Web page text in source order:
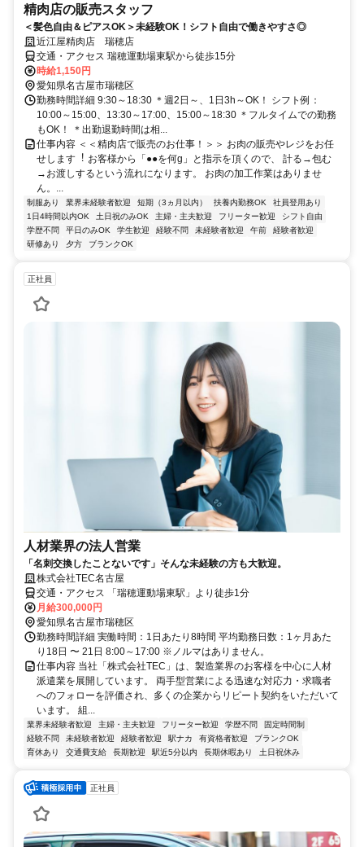
精肉店の販売スタッフ
＜髪色自由＆ピアスOK＞未経験OK！シフト自由で働きやすさ◎
近江屋精肉店 瑞穂店
交通・アクセス 瑞穂運動場東駅から徒歩15分
時給1,150円
愛知県名古屋市瑞穂区
勤務時間詳細 9:30～18:30 ＊週2日～、1日3h～OK！ シフト例：
10:00～15:00、13:30～17:00、15:00～18:30 ＊フルタイムでの勤務
もOK！ ＊出勤退勤時間は相...
仕事内容 ＜＜精肉店で販売のお仕事！＞＞ お⾁の販売やレジをお任
せします︕ お客様から「●●を何g」と指⽰を頂くので、 計る→包む
→お渡しするという流れになります。 お⾁の加⼯作業はありませ
ん。...
制服あり 業界未経験者歓迎 短期（3ヵ月以内） 扶養内勤務OK
社員登用あり
1日4時間以内OK
土日祝のみOK 主婦・主夫歓迎 フリーター歓迎
シフト自由
学歴不問
平日のみOK 学生歓迎 経験不問 未経験者歓迎 午前
経験者歓迎
研修あり
夕方 ブランクOK
正社員
人材業界の法人営業
「名刺交換したことないです」そんな未経験の方も大歓迎。
株式会社TEC名古屋
交通・アクセス 「瑞穂運動場東駅」より徒歩1分
月給300,000円
愛知県名古屋市瑞穂区
勤務時間詳細 実働時間：1日あたり8時間 平均勤務日数：1ヶ月あた
り18日 〜 21日 8:00～17:00 ※ノルマはありません。
仕事内容 当社「株式会社TEC」は、製造業界のお客様を中心に人材
派遣業を展開しています。 両手型営業による迅速な対応力・求職者
へのフォローを評価され、多くの企業からリピート契約をいただいて
います。 組...
業界未経験者歓迎 主婦・主夫歓迎 フリーター歓迎 学歴不問
固定時間制
経験不問
未経験者歓迎 経験者歓迎 駅ナカ 有資格者歓迎
ブランクOK
育休あり
交通費支給 長期歓迎 駅近5分以内 長期休暇あり 土日祝休み
正社員